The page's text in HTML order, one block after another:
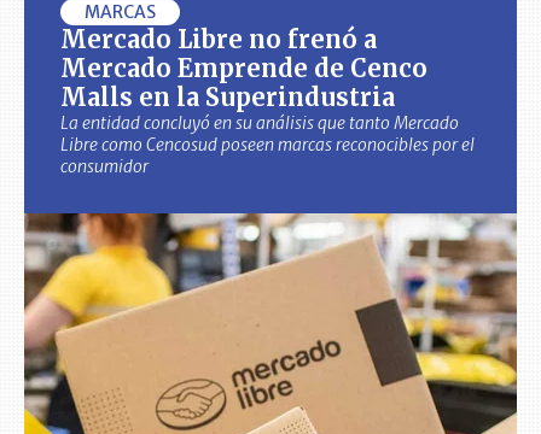
MARCAS
Mercado Libre no frenó a
Mercado Emprende de Cenco
Malls en la Superindustria
La entidad concluyó en su análisis que tanto Mercado
Libre como Cencosud poseen marcas reconocibles por el
consumidor